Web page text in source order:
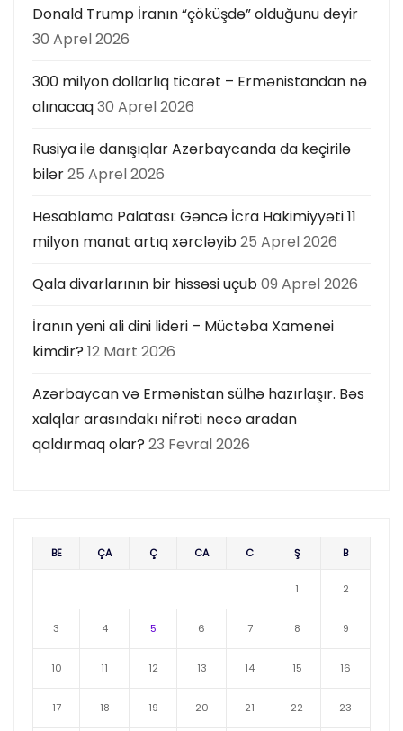
Donald Trump İranın “çöküşdə” olduğunu deyir
30 Aprel 2026
300 milyon dollarlıq ticarət – Ermənistandan nə
alınacaq30 Aprel 2026
Rusiya ilə danışıqlar Azərbaycanda da keçirilə
bilər25 Aprel 2026
Hesablama Palatası: Gəncə İcra Hakimiyyəti 11
milyon manat artıq xərcləyib25 Aprel 2026
Qala divarlarının bir hissəsi uçub09 Aprel 2026
İranın yeni ali dini lideri – Müctəba Xamenei
kimdir? 12 Mart 2026
Azərbaycan və Ermənistan sülhə hazırlaşır. Bəs
xalqlar arasındakı nifrəti necə aradan
qaldırmaq olar? 23 Fevral 2026
BE ÇA Ç CA C Ş B
1 2
3 4 5 6 7 8 9
10 11 12 13 14 15 16
17 18 19 20 21 22 23